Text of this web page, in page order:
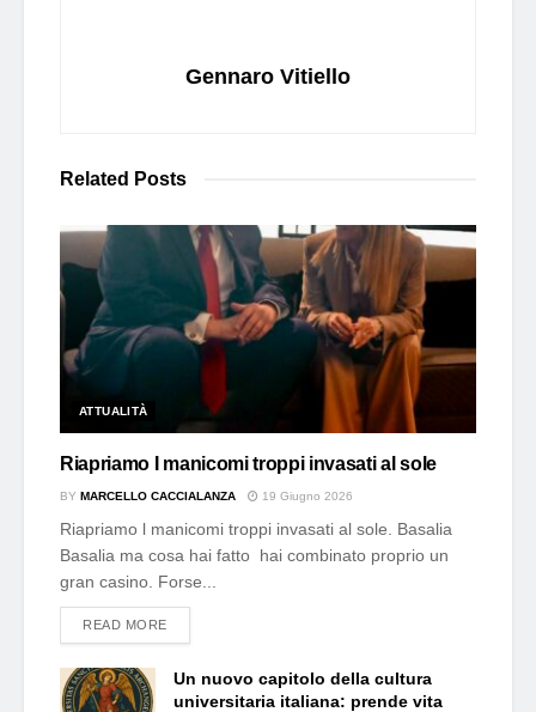
Gennaro Vitiello
Related Posts
ATTUALITÀ
Riapriamo I manicomi troppi invasati al sole
BY MARCELLO CACCIALANZA 19 Giugno 2026
Riapriamo l manicomi troppi invasati al sole. Basalia
Basalia ma cosa hai fatto hai combinato proprio un
gran casino. Forse...
READ MOREDETAILS
Un nuovo capitolo della cultura
universitaria italiana: prende vita